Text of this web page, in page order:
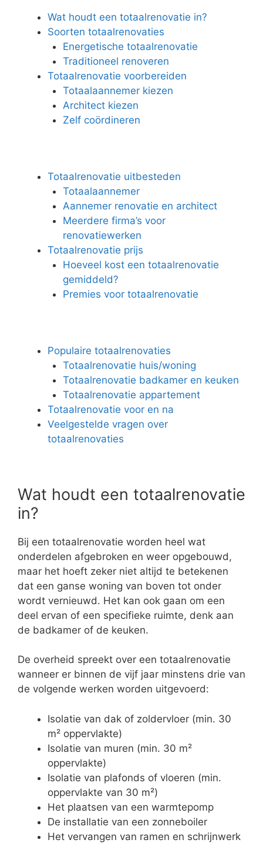
Wat houdt een totaalrenovatie in?
Soorten totaalrenovaties
Energetische totaalrenovatie
Traditioneel renoveren
Totaalrenovatie voorbereiden
Totaalaannemer kiezen
Architect kiezen
Zelf coördineren
Totaalrenovatie uitbesteden
Totaalaannemer
Aannemer renovatie en architect
Meerdere firma’s voor
renovatiewerken
Totaalrenovatie prijs
Hoeveel kost een totaalrenovatie
gemiddeld?
Premies voor totaalrenovatie
Populaire totaalrenovaties
Totaalrenovatie huis/woning
Totaalrenovatie badkamer en keuken
Totaalrenovatie appartement
Totaalrenovatie voor en na
Veelgestelde vragen over
totaalrenovaties
Wat houdt een totaalrenovatie
in?
Bij een totaalrenovatie worden heel wat
onderdelen afgebroken en weer opgebouwd,
maar het hoeft zeker niet altijd te betekenen
dat een ganse woning van boven tot onder
wordt vernieuwd. Het kan ook gaan om een
deel ervan of een specifieke ruimte, denk aan
de badkamer of de keuken.
De overheid spreekt over een totaalrenovatie
wanneer er binnen de vijf jaar minstens drie van
de volgende werken worden uitgevoerd:
Isolatie van dak of zoldervloer (min. 30
m² oppervlakte)
Isolatie van muren (min. 30 m²
oppervlakte)
Isolatie van plafonds of vloeren (min.
oppervlakte van 30 m²)
Het plaatsen van een warmtepomp
De installatie van een zonneboiler
Het vervangen van ramen en schrijnwerk